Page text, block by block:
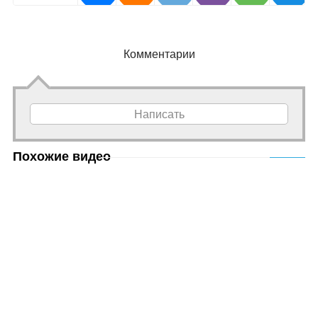
Комментарии
Написать
Похожие видео